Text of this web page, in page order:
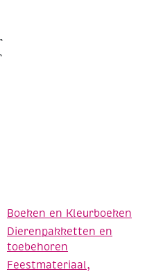
Boeken en Kleurboeken
Dierenpakketten en
toebehoren
Feestmateriaal,